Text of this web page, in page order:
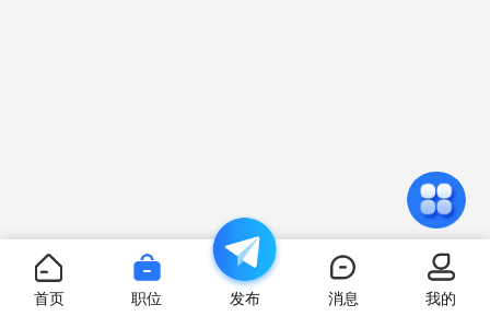
首页 职位 发布 消息 我的